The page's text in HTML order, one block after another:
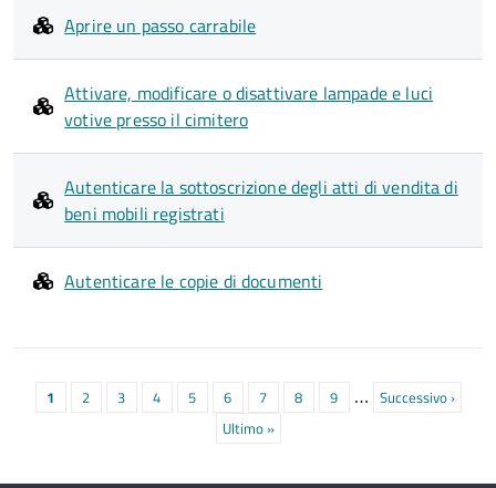
Aprire un passo carrabile
Attivare, modificare o disattivare lampade e luci
votive presso il cimitero
Autenticare la sottoscrizione degli atti di vendita di
beni mobili registrati
Autenticare le copie di documenti
Paginazione
Pagina
1 Pagina
2 Pagina
3 Pagina
4 Pagina
5 Pagina
6 Pagina
7 Pagina
8 Pagina
9 … Pagina
Successivo ›
Ultima
Ultimo »